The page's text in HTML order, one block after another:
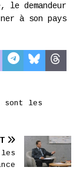
le demandeur
à son pays
sont les